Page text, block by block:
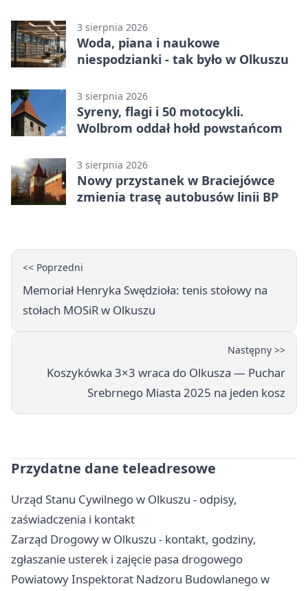
3 sierpnia 2026
Woda, piana i naukowe
niespodzianki - tak było w Olkuszu
3 sierpnia 2026
Syreny, flagi i 50 motocykli.
Wolbrom oddał hołd powstańcom
3 sierpnia 2026
Nowy przystanek w Braciejówce
zmienia trasę autobusów linii BP
<< Poprzedni
Memoriał Henryka Swędzioła: tenis stołowy na
stołach MOSiR w Olkuszu
Następny >>
Koszykówka 3×3 wraca do Olkusza — Puchar
Srebrnego Miasta 2025 na jeden kosz
Przydatne dane teleadresowe
Urząd Stanu Cywilnego w Olkuszu - odpisy,
zaświadczenia i kontakt
Zarząd Drogowy w Olkuszu - kontakt, godziny,
zgłaszanie usterek i zajęcie pasa drogowego
Powiatowy Inspektorat Nadzoru Budowlanego w